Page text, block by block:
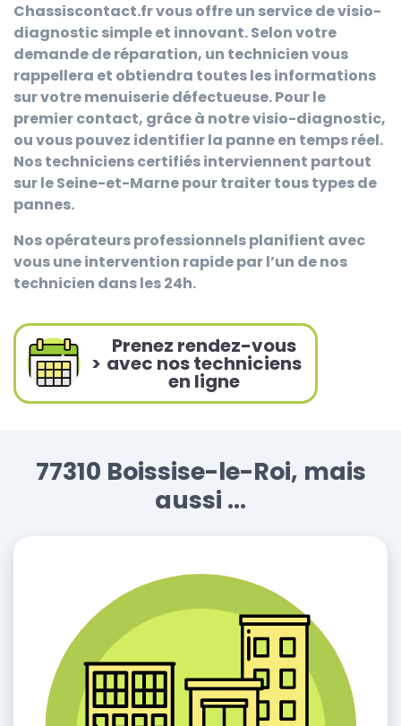
Chassiscontact.frvous offre un service de visio-
diagnostic simple et innovant. Selon votre
demande de réparation, un technicien vous
rappellera et obtiendra toutes les informations
sur votre menuiserie défectueuse. Pour le
premier contact, grâce à notre visio-diagnostic,
ou vous pouvez identifier la panne en temps réel.
Nos techniciens certifiés interviennent partout
sur le Seine-et-Marne pour traiter tous types de
pannes.
Nos opérateurs professionnels planifient avec
vous une intervention rapide par l’un de nos
technicien dans les 24h.
>
Prenez rendez-vous
avec nos techniciens
en ligne
77310 Boissise-le-Roi, mais
aussi ...